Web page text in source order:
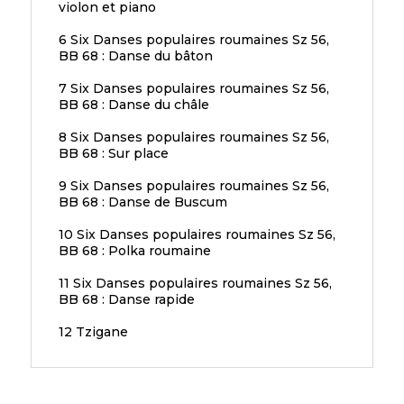
violon et piano
6 Six Danses populaires roumaines Sz 56,
BB 68 : Danse du bâton
7 Six Danses populaires roumaines Sz 56,
BB 68 : Danse du châle
8 Six Danses populaires roumaines Sz 56,
BB 68 : Sur place
9 Six Danses populaires roumaines Sz 56,
BB 68 : Danse de Buscum
10 Six Danses populaires roumaines Sz 56,
BB 68 : Polka roumaine
11 Six Danses populaires roumaines Sz 56,
BB 68 : Danse rapide
12 Tzigane